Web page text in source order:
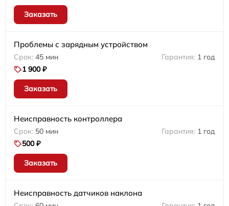
Заказать
Проблемы с зарядным устройством
45 мин
1 год
1 900 ₽
Заказать
Неисправность контроллера
50 мин
1 год
500 ₽
Заказать
Неисправность датчиков наклона